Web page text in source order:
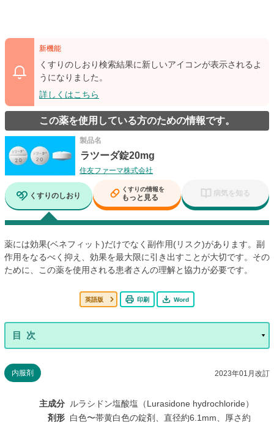
新機能
くすりのしおり検索結果に新しいアイコンが表示されるよ
うになりました。
詳しくはこちら
この薬を使用している方のための情報です。
製品名
ラツーダ錠20mg
住友ファーマ株式会社
くすりのしおり
くすりの情報を
もっと見る 病気を知る
薬には効果(ベネフィット)だけでなく副作用(リスク)があります。副
作用をなるべく抑え、効果を最大限に引き出すことが大切です。その
ために、この薬を使用される患者さんの理解と協力が必要です。
英語版 印刷 Word
内服剤 2023年01月改訂
主成分
ルラシドン塩酸塩（Lurasidone hydrochloride）
剤形 白色〜帯黄白色の錠剤、直径約6.1mm、厚さ約